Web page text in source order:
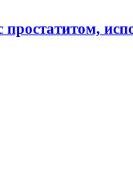
простатитом,